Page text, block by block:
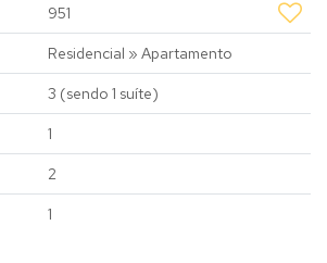
951
Residencial » Apartamento
3 (sendo 1 suíte)
1
2
1